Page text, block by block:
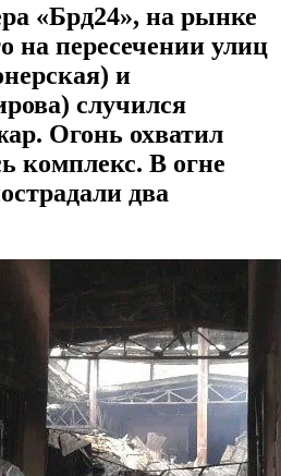
«Брд24», на рынке
на пересечении улиц
и
случился
Огонь охватил
комплекс. В огне
два